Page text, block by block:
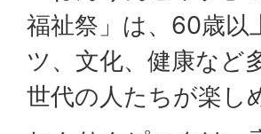
福祉祭」は、60歳以
ツ、文化、健康など
世代の人たちが楽し